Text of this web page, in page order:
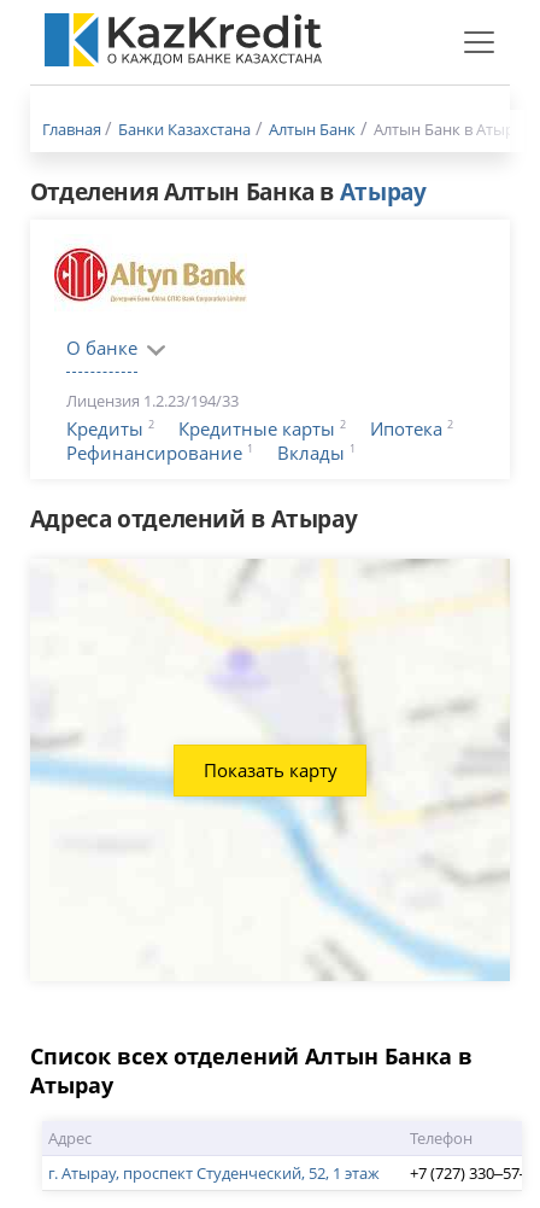
Меню
Главная Банки Казахстана Алтын Банк Алтын Банк в Атырау
Отделения Алтын Банка в Атырау
О банке
Лицензия 1.2.23/194/33
Кредиты 2 Кредитные карты 2 Ипотека 2
Рефинансирование 1 Вклады 1
Адреса отделений в Атырау
Показать карту
Список всех отделений Алтын Банка в
Атырау
Адрес
Телефон
г. Атырау, проспект Студенческий, 52, 1 этаж
+7 (727)